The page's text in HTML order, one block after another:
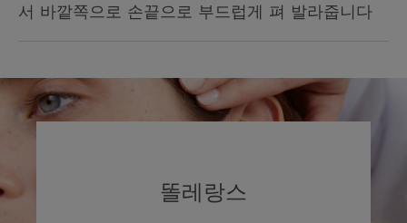
서 바깥쪽으로 손끝으로 부드럽게 펴 발라줍니다
똘레랑스